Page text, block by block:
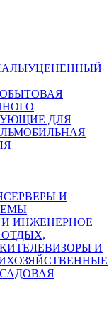
УЦЕНЕННЫЙ
БЫТОВАЯ
ДЛЯ
МОБИЛЬНАЯ
СЕРВЕРЫ И
И ИНЖЕНЕРНОЕ
ТЕЛЕВИЗОРЫ И
ХОЗЯЙСТВЕННЫЕ